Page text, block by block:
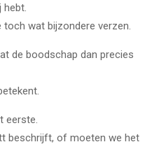
hebt.
toch wat bijzondere verzen.
de boodschap dan precies
eerste.
beschrijft, of moeten we het